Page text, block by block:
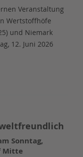
Veranstaltung
Wertstoffhöfe
und Niemark
12. Juni 2026
Sonntag,
Mitte